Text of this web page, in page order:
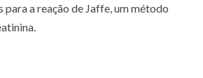
a reação de Jaffe, um método